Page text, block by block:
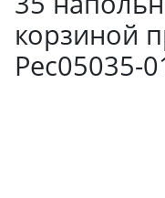
корзиной
Рес05035-